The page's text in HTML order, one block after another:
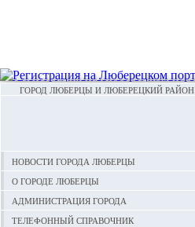
ГОРОД ЛЮБЕРЦЫ И ЛЮБЕРЕЦКИЙ РАЙОН
Новости города Люберцы
О городе Люберцы
Администрация города
Телефонный справочник